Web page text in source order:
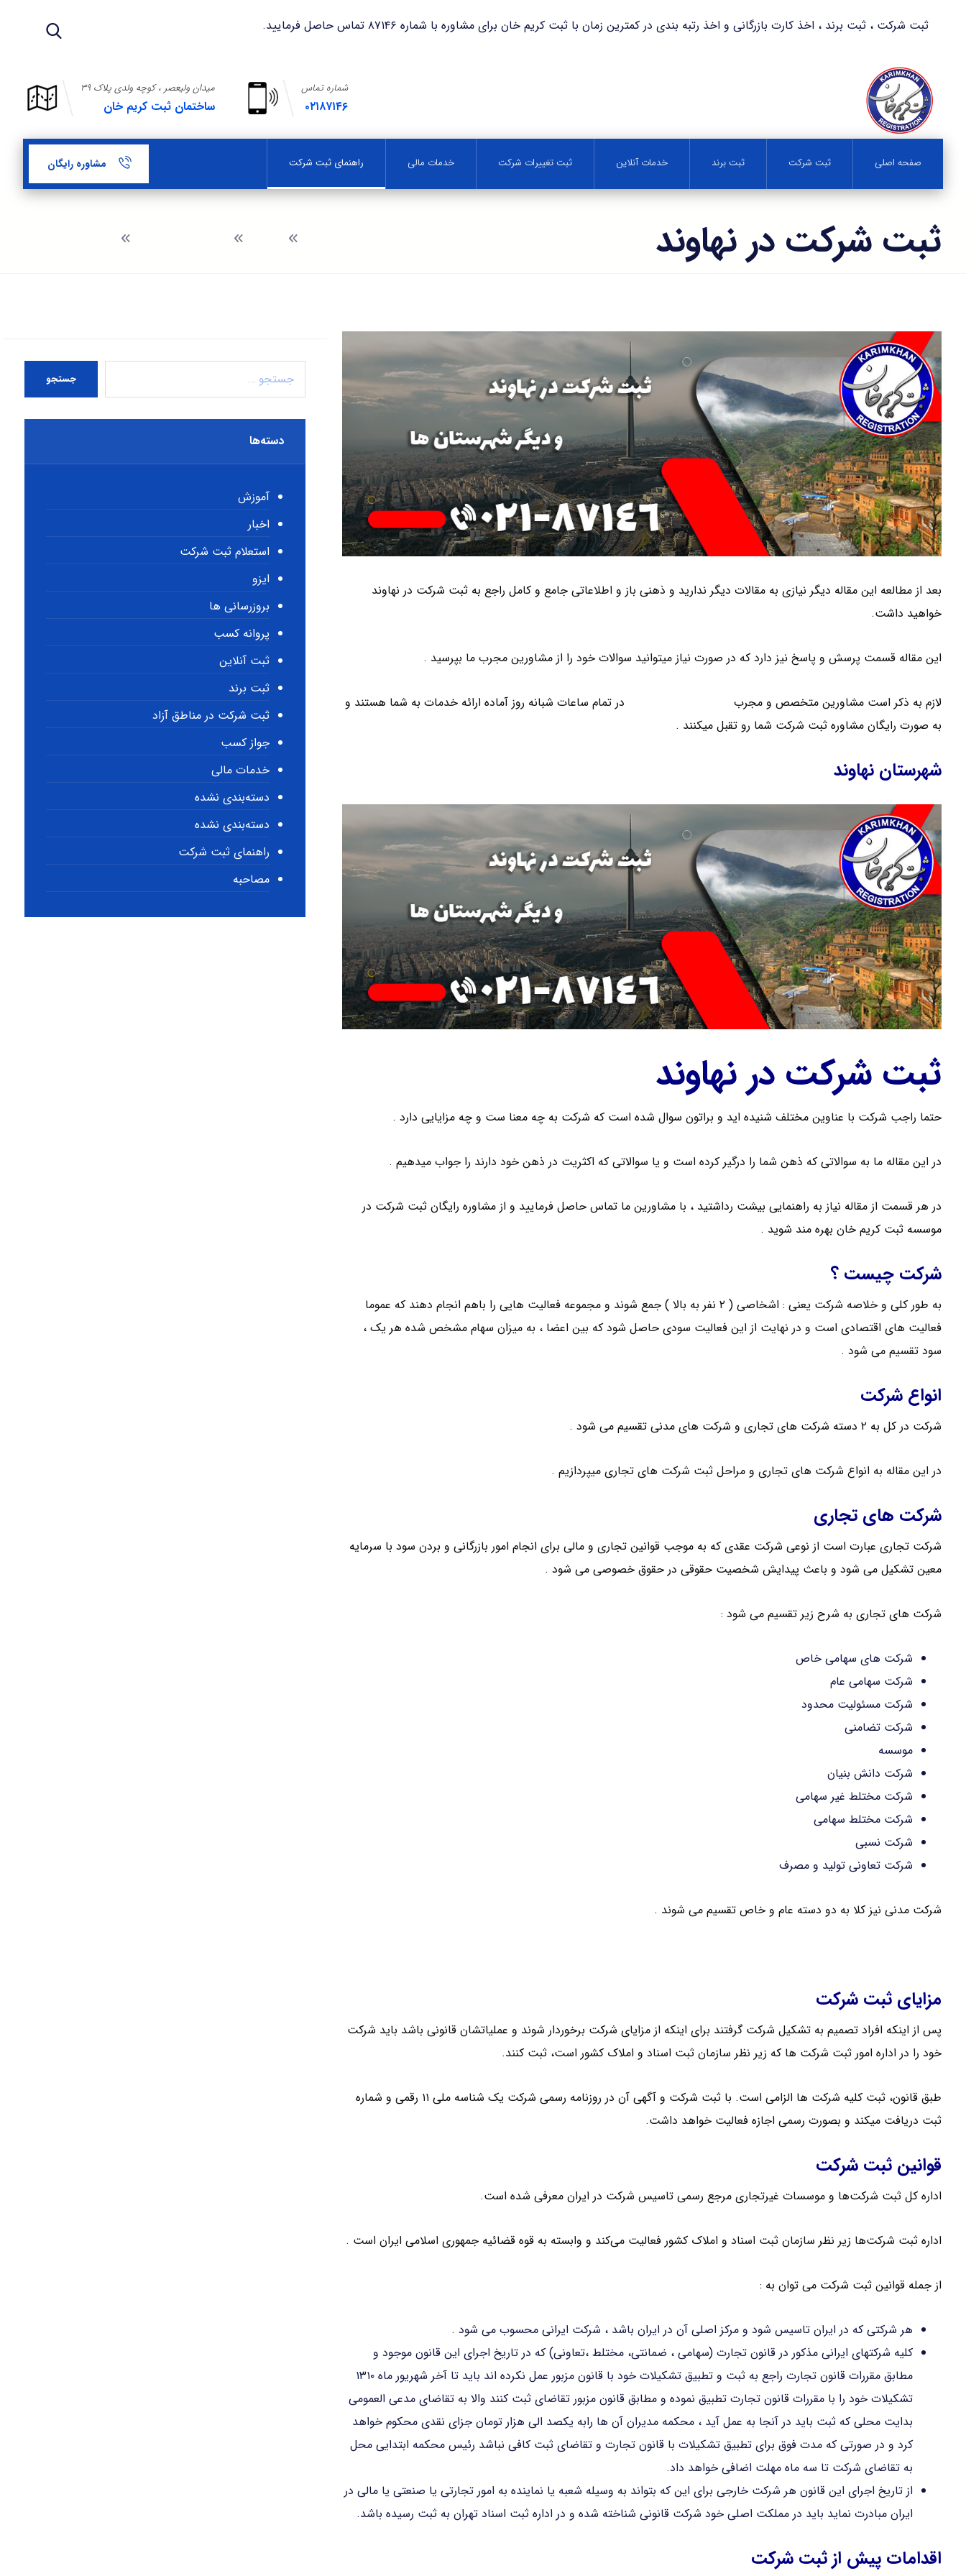
ثبت شرکت ، ثبت برند ، اخذ کارت بازرگانی و اخذ رتبه بندی در کمترین زمان با ثبت کریم خان برای مشاوره با شماره ۸۷۱۴۶ تماس حاصل فرمایید.
میدان ولیعصر ، کوچه ولدی پلاک ۳۹
ساختمان ثبت کریم خان
شماره تماس
۰۲۱۸۷۱۴۶
صفحه اصلی ثبت شرکت ثبت برند خدمات آنلاین ثبت تغییرات شرکت خدمات مالی راهنمای ثبت شرکت مشاوره رایگان
ثبت شرکت در نهاوند
بعد از مطالعه این مقاله دیگر نیازی به مقالات دیگر ندارید و ذهنی باز و اطلاعاتی جامع و کامل راجع به ثبت شرکت در نهاوند
خواهید داشت.
این مقاله قسمت پرسش و پاسخ نیز دارد که در صورت نیاز میتوانید سوالات خود را از مشاورین مجرب ما بپرسید .
لازم به ذکر است مشاورین متخصص و مجرب
در تمام ساعات شبانه روز آماده ارائه خدمات به شما هستند و
به صورت رایگان مشاوره ثبت شرکت شما رو تقبل میکنند .
شهرستان نهاوند
ثبت شرکت در نهاوند
حتما راجب شرکت با عناوین مختلف شنیده اید و براتون سوال شده است که شرکت به چه معنا ست و چه مزایایی دارد .
در این مقاله ما به سوالاتی که ذهن شما را درگیر کرده است و یا سوالاتی که اکثریت در ذهن خود دارند را جواب میدهیم .
در هر قسمت از مقاله نیاز به راهنمایی بیشت رداشتید ، با مشاورین ما تماس حاصل فرمایید و از مشاوره رایگان ثبت شرکت در
موسسه ثبت کریم خان بهره مند شوید .
شرکت چیست ؟
به طور کلی و خلاصه شرکت یعنی : اشخاصی ( ۲ نفر به بالا ) جمع شوند و مجموعه فعالیت هایی را باهم انجام دهند که عموما
فعالیت های اقتصادی است و در نهایت از این فعالیت سودی حاصل شود که بین اعضا ، به میزان سهام مشخص شده هر یک ،
سود تقسیم می شود .
انواع شرکت
شرکت در کل به ۲ دسته شرکت های تجاری و شرکت های مدنی تقسیم می شود .
در این مقاله به انواع شرکت های تجاری و مراحل ثبت شرکت های تجاری میپردازیم .
شرکت های تجاری
شرکت تجاری عبارت است از نوعی شرکت عقدی که به موجب قوانین تجاری و مالی برای انجام امور بازرگانی و بردن سود با سرمایه
معین تشکیل می شود و باعث پیدایش شخصیت حقوقی در حقوق خصوصی می شود .
شرکت های تجاری به شرح زیر تقسیم می شود :
شرکت های سهامی خاص
شرکت سهامی عام
شرکت مسئولیت محدود
شرکت تضامنی
موسسه
شرکت دانش بنیان
شرکت مختلط غیر سهامی
شرکت مختلط سهامی
شرکت نسبی
شرکت تعاونی تولید و مصرف
شرکت مدنی نیز کلا به دو دسته عام و خاص تقسیم می شوند .
مزایای ثبت شرکت
پس از اینکه افراد تصمیم به تشکیل شرکت گرفتند برای اینکه از مزایای شرکت برخوردار شوند و عملیاتشان قانونی باشد باید شرکت
خود را در اداره امور ثبت شرکت‌ ها که زیر نظر سازمان ثبت اسناد و املاک کشور است، ثبت کنند.
طبق قانون، ثبت کلیه شرکت‌ ها الزامی است. با ثبت شرکت و آگهی آن در روزنامه رسمی شرکت یک شناسه ملی ۱۱ رقمی و شماره
ثبت دریافت میکند و بصورت رسمی اجازه فعالیت خواهد داشت.
قوانین ثبت شرکت
اداره کل ثبت شرکت‌ها و موسسات غیرتجاری مرجع رسمی تاسیس شرکت در ایران معرفی شده است.
اداره ثبت شرکت‌ها زیر نظر سازمان ثبت اسناد و املاک کشور فعالیت می‌کند و وابسته به قوه قضائیه جمهوری اسلامی ایران است .
از جمله قوانین ثبت شرکت می توان به :
هر شرکتی که در ایران تاسیس شود و مرکز اصلی آن در ایران باشد ، شرکت ایرانی محسوب می شود .
کلیه شرکتهای ایرانی مذکور در قانون تجارت (سهامی ، ضمانتی، مختلط ،تعاونی) که در تاریخ اجرای این قانون موجود و
مطابق مقررات قانون تجارت راجع به ثبت و تطبیق تشکیلات خود با قانون مزبور عمل نکرده اند باید تا آخر شهریور ماه ۱۳۱۰
تشکیلات خود را با مقررات قانون تجارت تطبیق نموده و مطابق قانون مزبور تقاضای ثبت کنند والا به تقاضای مدعی العمومی
بدایت محلی که ثبت باید در آنجا به عمل آید ، محکمه مدیران آن ها رابه یکصد الی هزار تومان جزای نقدی محکوم خواهد
کرد و در صورتی که مدت فوق برای تطبیق تشکیلات با قانون تجارت و تقاضای ثبت کافی نباشد رئیس محکمه ابتدایی محل
به تقاضای شرکت تا سه ماه مهلت اضافی خواهد داد.
از تاریخ اجرای این قانون هر شرکت خارجی برای این که بتواند به وسیله شعبه یا نماینده به امور تجارتی یا صنعتی یا مالی در
ایران مبادرت نماید باید در مملکت اصلی خود شرکت قانونی شناخته شده و در اداره ثبت اسناد تهران به ثبت رسیده باشد.
اقدامات پیش از ثبت شرکت
جستجو
دسته‌ها
آموزش
اخبار
استعلام ثبت شرکت
ایزو
بروزرسانی ها
پروانه کسب
ثبت آنلاین
ثبت برند
ثبت شرکت در مناطق آزاد
جواز کسب
خدمات مالی
دسته‌بندی نشده
دسته‌بندی نشده
راهنمای ثبت شرکت
مصاحبه